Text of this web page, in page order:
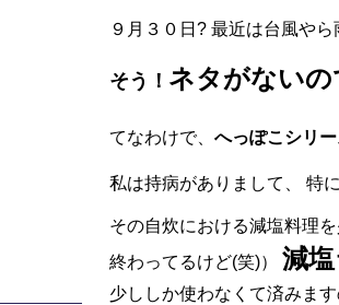
９月３０日? 最近は台風や
そう！ ネタがないの
てなわけで、 へっぽこシリ
私は持病がありまして、 特
その自炊における減塩料理
終わってるけど(笑)） 減
少ししか使わなくて済みま